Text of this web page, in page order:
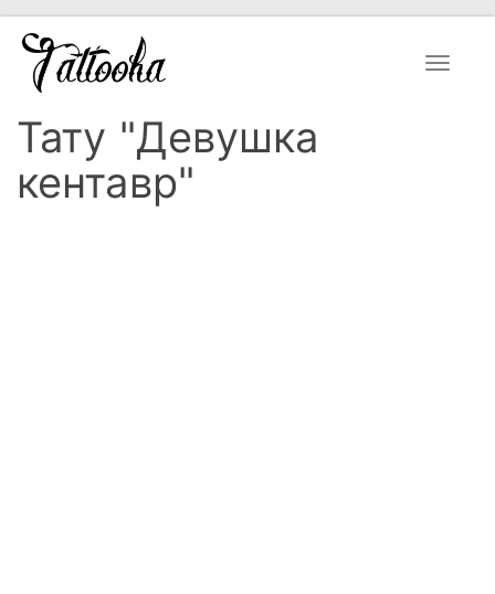
Toggle
Тату "Девушка
кентавр"